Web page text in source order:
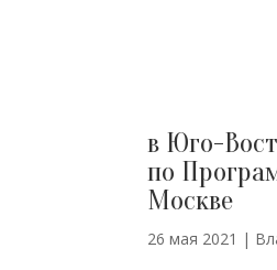
в Юго-
по
Москве
26 мая 2021 |